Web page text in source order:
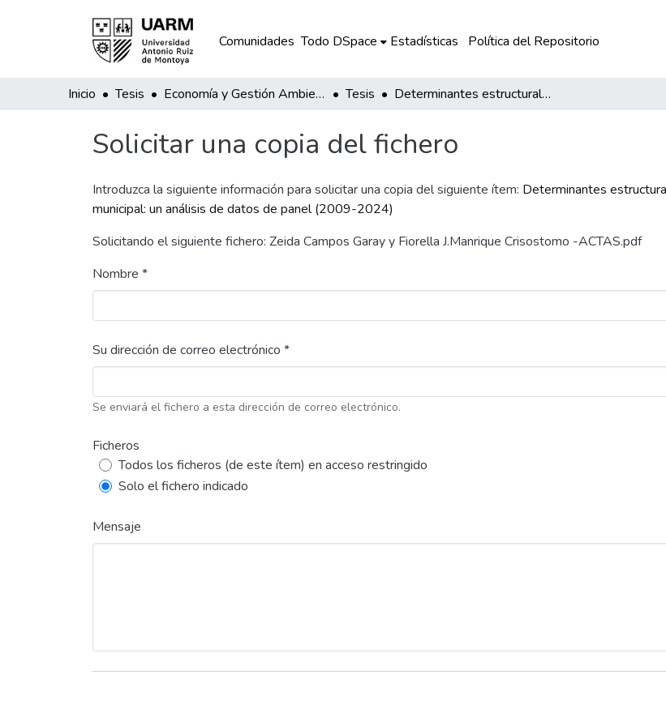
Comunidades Todo DSpace Estadísticas Política del Repositorio
Inicio Tesis Economía y Gestión Ambiental Tesis Determinantes estructurales y efectos del COVID-19 en el gasto público ambiental municipal: un análisis de datos de panel (2009-2024)
Solicitar una copia del fichero
Introduzca la siguiente información para solicitar una copia del siguiente ítem: Determinantes
municipal: un análisis de datos de panel (2009-2024)
Solicitando el siguiente fichero: Zeida Campos Garay y Fiorella J.Manrique Crisostomo -ACTAS.pdf
Nombre *
Su dirección de correo electrónico *
Se enviará el fichero a esta dirección de correo electrónico.
Ficheros
Todos los ficheros (de este ítem) en acceso restringido
Solo el fichero indicado
Mensaje